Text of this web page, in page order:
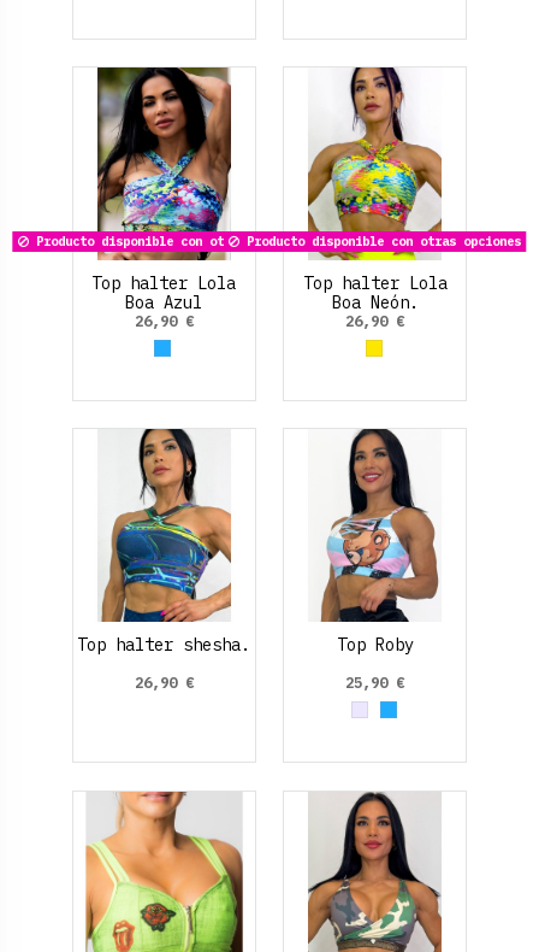
Producto disponible con otras opciones
Top halter Lola
Boa Azul
26,90 €
Azul claro
Producto disponible con otras opciones
Top halter Lola
Boa Neón.
26,90 €
Amarillo
Top halter shesha.
26,90 €
Top Roby
25,90 €
GrisAzul claro